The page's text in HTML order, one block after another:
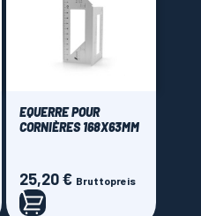
EQUERRE POUR
CORNIÈRES 168X63MM
Preis
25,20 € Bruttopreis